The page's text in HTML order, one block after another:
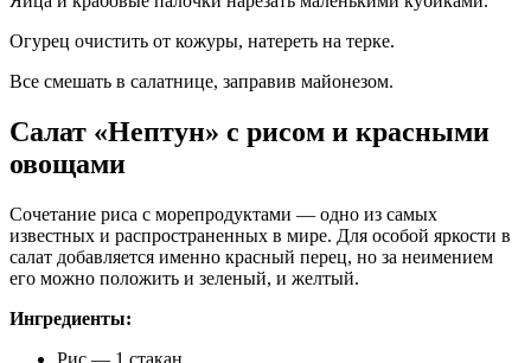
Огурец очистить от кожуры, натереть на терке.
Все смешать в салатнице, заправив майонезом.
Салат «Нептун» с рисом и красными
овощами
Сочетание риса с морепродуктами — одно из самых
известных и распространенных в мире. Для особой яркости в
салат добавляется именно красный перец, но за неимением
его можно положить и зеленый, и желтый.
Ингредиенты: